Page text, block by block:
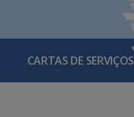
CARTAS DE SERVIÇOS